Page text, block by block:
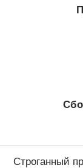
Строганный